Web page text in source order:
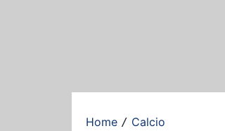
Home / Calcio